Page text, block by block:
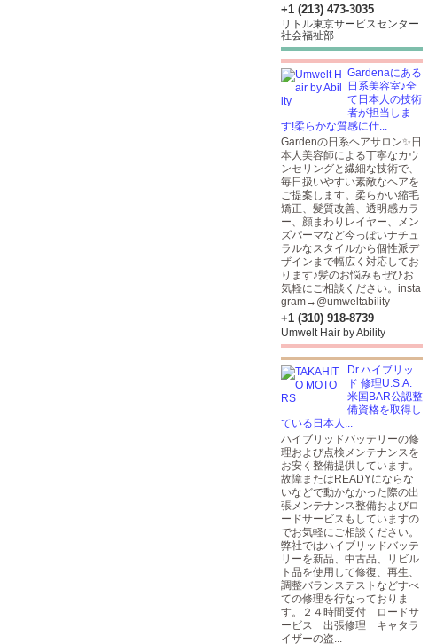
+1 (213) 473-3035
リトル東京サービスセンター
社会福祉部
Gardenaにある
日系美容室♪全
て日本人の技術
者が担当しま
す!柔らかな質感に仕...
Gardenの日系ヘアサロン✨日
本人美容師による丁寧なカウ
ンセリングと繊細な技術で、
毎日扱いやすい素敵なヘアを
ご提案します。柔らかい縮毛
矯正、髪質改善、透明感カラ
ー、顔まわりレイヤー、メン
ズパーマなど今っぽいナチュ
ラルなスタイルから個性派デ
ザインまで幅広く対応してお
ります♪髪のお悩みもぜひお
気軽にご相談ください。insta
gram→@umweltability
+1 (310) 918-8739
Umwelt Hair by Ability
Dr.ハイブリッ
ド 修理U.S.A.
米国BAR公認整
備資格を取得し
ている日本人...
ハイブリッドバッテリーの修
理および点検メンテナンスを
お安く整備提供しています。
故障またはREADYにならな
いなどで動かなかった際の出
張メンテナンス整備およびロ
ードサービスもしていますの
でお気軽にご相談ください。
弊社ではハイブリッドバッテ
リーを新品、中古品、リビル
ト品を使用して修復、再生、
調整バランステストなどすべ
ての修理を行なっておりま
す。２４時間受付 ロードサ
ービス 出張修理 キャタラ
イザーの盗...